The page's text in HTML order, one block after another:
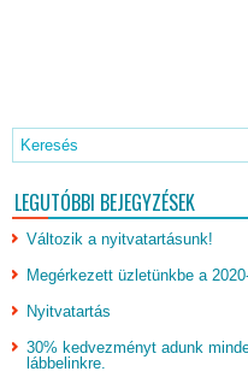
LEGUTÓBBI BEJEGYZÉSEK
Változik a nyitvatartásunk!
Megérkezett üzletünkbe a
Nyitvatartás
30% kedvezményt adunk
lábbelinkre.